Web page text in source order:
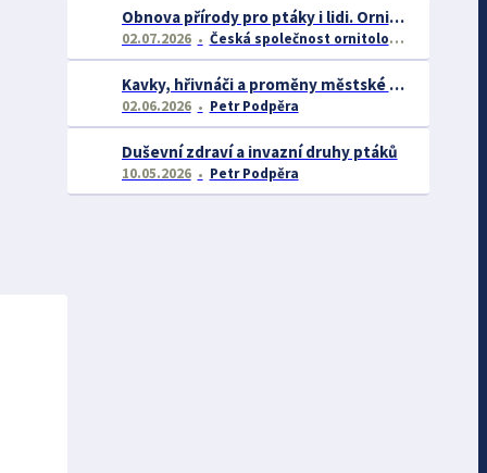
Obnova přírody pro ptáky i lidi. Ornitologové zahájili důležitý projekt pro rozvoj Střimické výsypky
02.07.2026 Česká společnost ornitologická (ČSO)
Kavky, hřivnáči a proměny městské přírody
02.06.2026 Petr Podpěra
Duševní zdraví a invazní druhy ptáků
10.05.2026 Petr Podpěra